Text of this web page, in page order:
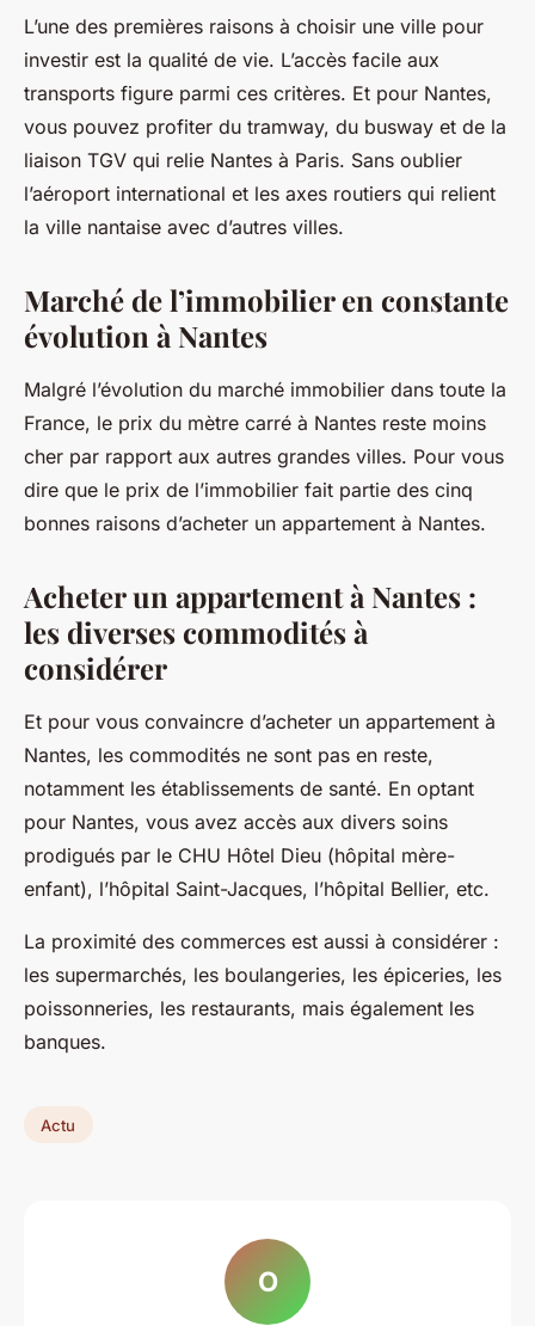
L’une des premières raisons à choisir une ville pour
investir est la qualité de vie. L’accès facile aux
transports figure parmi ces critères. Et pour Nantes,
vous pouvez profiter du tramway, du busway et de la
liaison TGV qui relie Nantes à Paris. Sans oublier
l’aéroport international et les axes routiers qui relient
la ville nantaise avec d’autres villes.
Marché de l’immobilier en constante
évolution à Nantes
Malgré l’évolution du marché immobilier dans toute la
France, le prix du mètre carré à Nantes reste moins
cher par rapport aux autres grandes villes. Pour vous
dire que le prix de l’immobilier fait partie des cinq
bonnes raisons d’acheter un appartement à Nantes.
Acheter un appartement à Nantes :
les diverses commodités à
considérer
Et pour vous convaincre d’acheter un appartement à
Nantes, les commodités ne sont pas en reste,
notamment les établissements de santé. En optant
pour Nantes, vous avez accès aux divers soins
prodigués par le CHU Hôtel Dieu (hôpital mère-
enfant), l’hôpital Saint-Jacques, l’hôpital Bellier, etc.
La proximité des commerces est aussi à considérer :
les supermarchés, les boulangeries, les épiceries, les
poissonneries, les restaurants, mais également les
banques.
Actu
O